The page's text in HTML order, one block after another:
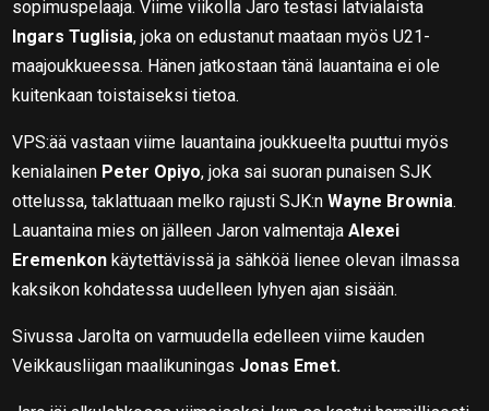
sopimuspelaaja. Viime viikolla Jaro testasi latvialaista
Ingars Tuglisia, joka on edustanut maataan myös U21-
maajoukkueessa. Hänen jatkostaan tänä lauantaina ei ole
kuitenkaan toistaiseksi tietoa.
VPS:ää vastaan viime lauantaina joukkueelta puuttui myös
kenialainen Peter Opiyo, joka sai suoran punaisen SJK
ottelussa, taklattuaan melko rajusti SJK:nWayne Brownia.
Lauantaina mies on jälleen Jaron valmentajaAlexei
Eremenkon käytettävissä ja sähköä lienee olevan ilmassa
kaksikon kohdatessa uudelleen lyhyen ajan sisään.
Sivussa Jarolta on varmuudella edelleen viime kauden
Veikkausliigan maalikuningas Jonas Emet.